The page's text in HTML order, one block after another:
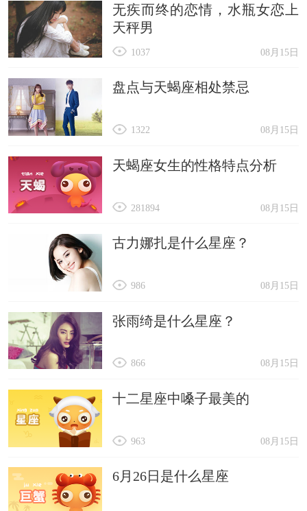
无疾而终的恋情，水瓶女恋上
天秤男
08月15日
1037
盘点与天蝎座相处禁忌
08月15日
1322
天蝎座女生的性格特点分析
08月15日
281894
古力娜扎是什么星座？
08月15日
986
张雨绮是什么星座？
08月15日
866
十二星座中嗓子最美的
08月15日
963
6月26日是什么星座